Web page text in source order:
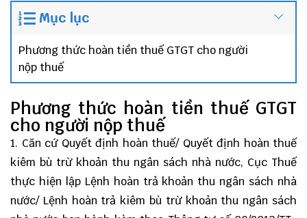
Mục lục
Phương thức hoàn tiền thuế GTGT cho người
nộp thuế
Phương thức hoàn tiền thuế GTGT
cho người nộp thuế
1. Căn cứ Quyết định hoàn thuế/ Quyết định hoàn thuế
kiêm bù trừ khoản thu ngân sách nhà nước, Cục Thuế
thực hiện lập Lệnh hoàn trả khoản thu ngân sách nhà
nước/ Lệnh hoàn trả kiêm bù trừ khoản thu ngân sách